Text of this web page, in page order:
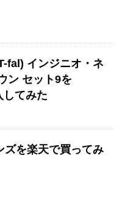
fal) インジニオ・ネ
ン セット9を
てみた
ズを楽天で買ってみ